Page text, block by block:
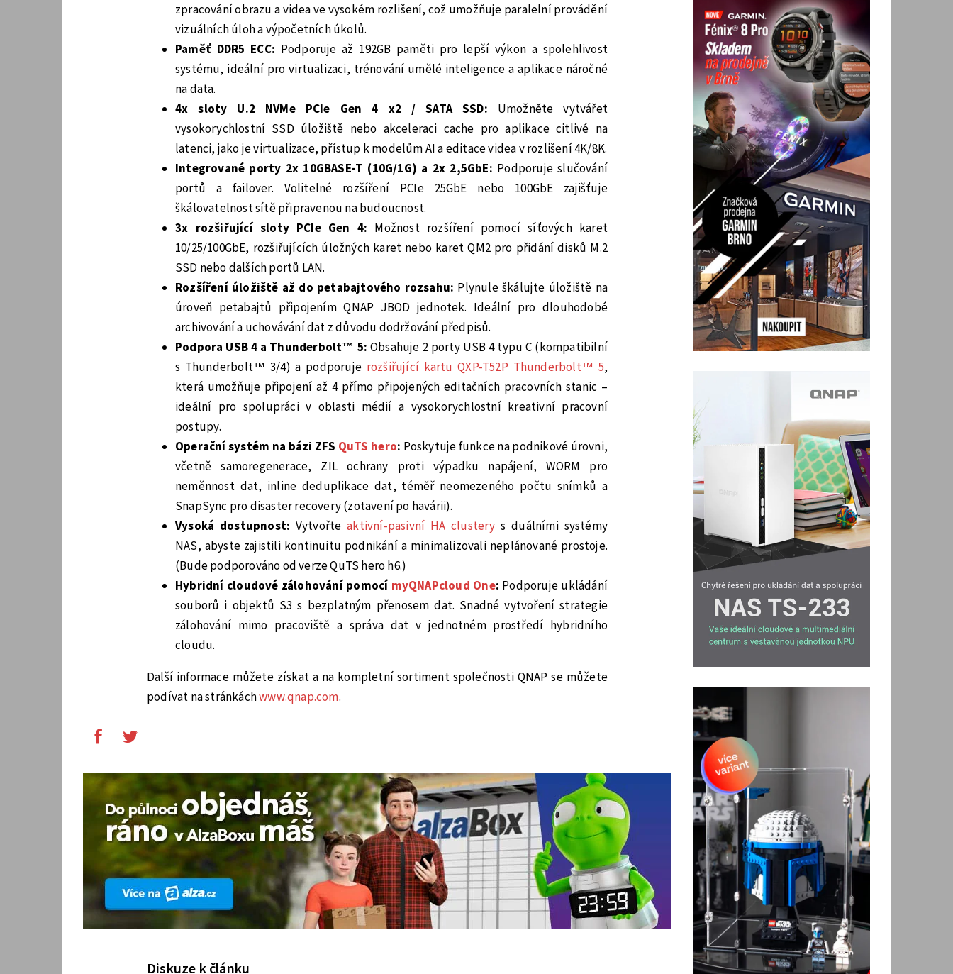
zpracování obrazu a videa ve vysokém rozlišení, což umožňuje paralelní provádění
vizuálních úloh a výpočetních úkolů.
Paměť DDR5 ECC: Podporuje až 192GB paměti pro lepší výkon a spolehlivost
systému, ideální pro virtualizaci, trénování umělé inteligence a aplikace náročné
na data.
4x sloty U.2 NVMe PCIe Gen 4 x2 / SATA SSD: Umožněte vytvářet
vysokorychlostní SSD úložiště nebo akceleraci cache pro aplikace citlivé na
latenci, jako je virtualizace, přístup k modelům AI a editace videa v rozlišení 4K/8K.
Integrované porty 2x 10GBASE-T (10G/1G) a 2x 2,5GbE: Podporuje slučování
portů a failover. Volitelné rozšíření PCIe 25GbE nebo 100GbE zajišťuje
škálovatelnost sítě připravenou na budoucnost.
3x rozšiřující sloty PCIe Gen 4: Možnost rozšíření pomocí síťových karet
10/25/100GbE, rozšiřujících úložných karet nebo karet QM2 pro přidání disků M.2
SSD nebo dalších portů LAN.
Rozšíření úložiště až do petabajtového rozsahu: Plynule škálujte úložiště na
úroveň petabajtů připojením QNAP JBOD jednotek. Ideální pro dlouhodobé
archivování a uchovávání dat z důvodu dodržování předpisů.
Podpora USB 4 a Thunderbolt™ 5: Obsahuje 2 porty USB 4 typu C (kompatibilní
s Thunderbolt™ 3/4) a podporuje rozšiřující kartu QXP-T52P Thunderbolt™ 5,
která umožňuje připojení až 4 přímo připojených editačních pracovních stanic –
ideální pro spolupráci v oblasti médií a vysokorychlostní kreativní pracovní
postupy.
Operační systém na bázi ZFS QuTS hero: Poskytuje funkce na podnikové úrovni,
včetně samoregenerace, ZIL ochrany proti výpadku napájení, WORM pro
neměnnost dat, inline deduplikace dat, téměř neomezeného počtu snímků a
SnapSync pro disaster recovery (zotavení po havárii).
Vysoká dostupnost: Vytvořteaktivní-pasivní HA clustery s duálními systémy
NAS, abyste zajistili kontinuitu podnikání a minimalizovali neplánované prostoje.
(Bude podporováno od verze QuTS hero h6.)
Hybridní cloudové zálohování pomocí myQNAPcloud One: Podporuje ukládání
souborů i objektů S3 s bezplatným přenosem dat. Snadné vytvoření strategie
zálohování mimo pracoviště a správa dat v jednotném prostředí hybridního
cloudu.
Další informace můžete získat a na kompletní sortiment společnosti QNAP se můžete
podívat na stránkáchwww.qnap.com.
Diskuze k článku